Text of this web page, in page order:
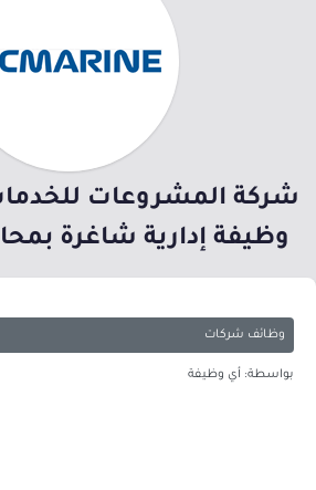
شركة المشروعات
وظيفة إدارية شاغرة
وظائف شركات
بواسطة: أي وظيفة